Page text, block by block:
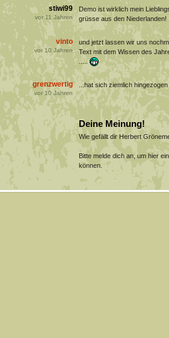
stiwi99
vor11 Jahren
Demo ist wirklich mein
grüsse aus den Niederlanden!
vinto
vor10 Jahren
und jetzt lassen wir uns
Text mit dem Wissen des
.....
grenzwertig
vor10Jahren
...hat sich ziemlich hingezogen
Deine Meinung!
Wie gefällt dir Herbert
Bitte melde dich an, um hier
können.